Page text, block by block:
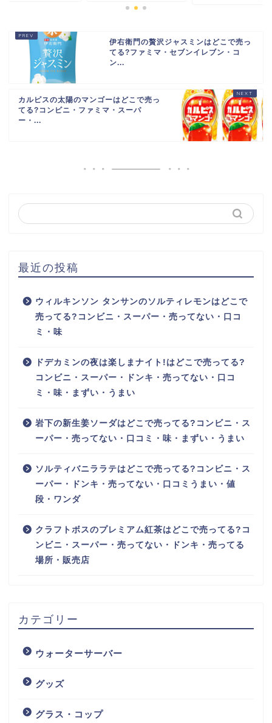
伊右衛門の贅沢ジャスミンはどこで売っ
てる?ファミマ・セブンイレブン・コ
ン...
カルピスの太陽のマンゴーはどこで売っ
てる?コンビニ・ファミマ・スーパ
ー・...
最近の投稿
ウィルキンソン タンサンのソルティレモンはどこで
売ってる?コンビニ・スーパー・売ってない・口コ
ミ・味
ドデカミンの夜は楽しまナイト!はどこで売ってる?
コンビニ・スーパー・ドンキ・売ってない・口コ
ミ・味・まずい・うまい
岩下の新生姜ソーダはどこで売ってる?コンビニ・ス
ーパー・売ってない・口コミ・味・まずい・うまい
ソルティバニララテはどこで売ってる?コンビニ・ス
ーパー・ドンキ・売ってない・口コミうまい・値
段・ワンダ
クラフトボスのプレミアム紅茶はどこで売ってる?コ
ンビニ・スーパー・売ってない・ドンキ・売ってる
場所・販売店
カテゴリー
ウォーターサーバー
グッズ
グラス・コップ